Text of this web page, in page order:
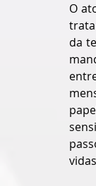
O
da